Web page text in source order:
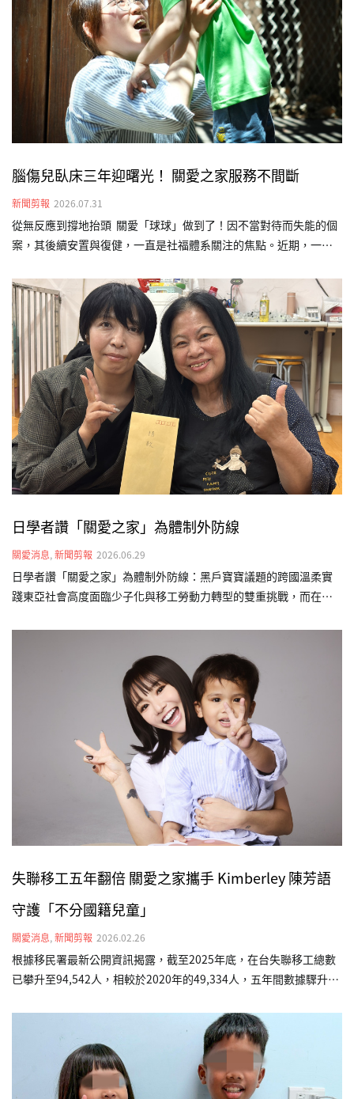
腦傷兒臥床三年迎曙光！ 關愛之家服務不間斷
新聞剪報 2026.07.31
從無反應到撐地抬頭 關愛「球球」做到了！因不當對待而失能的個
案，其後續安置與復健，一直是社福體系關注的焦點。近期，一名
台灣關愛基金會（關愛之家）介入後終於看見曙光。歷時長達三年
的早期療育介入，從原本完全無法翻身，如今已能靠雙手撐地抬頭
並短暫坐正，展現生命韌性，也為重度腦傷兒的早療介入樹立成功
範例。球球剛來到關愛之家時，除了不當對待造成的腦傷外，還伴
隨嚴重的發展遲緩。當時的他缺乏對外連結的能力，不會翻身、極
少發出聲音，多數時間只能靜靜躺在床上。照顧團隊隨即連結外部
資源，為其規劃個人化的早期療育計畫，結合物理、語言及職能治
療，…
日學者讚「關愛之家」為體制外防線
關愛消息, 新聞剪報 2026.06.29
日學者讚「關愛之家」為體制外防線：黑戶寶寶議題的跨國溫柔實
踐東亞社會高度面臨少子化與移工勞動力轉型的雙重挑戰，而在制
寶），正成為跨國界面臨的社會課題。今（115）年初，日本福祉大
學經濟學部教授磯部美里前往台灣關愛基金會（關愛之家）文山婦
幼部實地參訪，在這場台、日跨文化交流中，看見關愛之家在東亞
社福實踐上的獨特性，更意外映照出影視作品與現實生命互文的關
懷。👉 敬邀各界支持「不分國籍兒童全日型照顧計畫」，讓孩子們
擁有值得的未來。 更多新聞請見：三立新聞網、自由電子報、中時
新聞網、CTWANT、yahoo新聞（台灣新生報轉載）、…
失聯移工五年翻倍 關愛之家攜手 Kimberley 陳芳語
守護「不分國籍兒童」
關愛消息, 新聞剪報 2026.02.26
根據移民署最新公開資訊揭露，截至2025年底，在台失聯移工總數
已攀升至94,542人，相較於2020年的49,334人，五年間數據驟升近
境。為此，台灣關愛基金會（關愛之家）發起「不分國籍兒童全日
型照顧計畫」，並邀請五度出任公益大使的藝人 Kimberley 陳芳語
現身說法，呼籲社會大眾關注這群在社會縫隙中掙扎的小生命，確
保他們能獲得基本的生存權利。在台灣關愛基金會受助的孩子中，